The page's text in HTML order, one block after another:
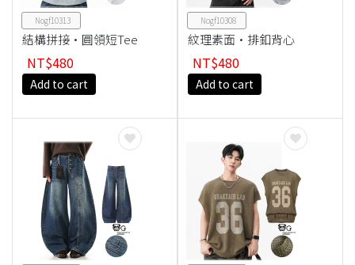
Nogf10313
結構拼接·圓領短Tee
NT$480
Add to cart
Nogf10308
紋理素面·排釦背心
NT$480
Add to cart